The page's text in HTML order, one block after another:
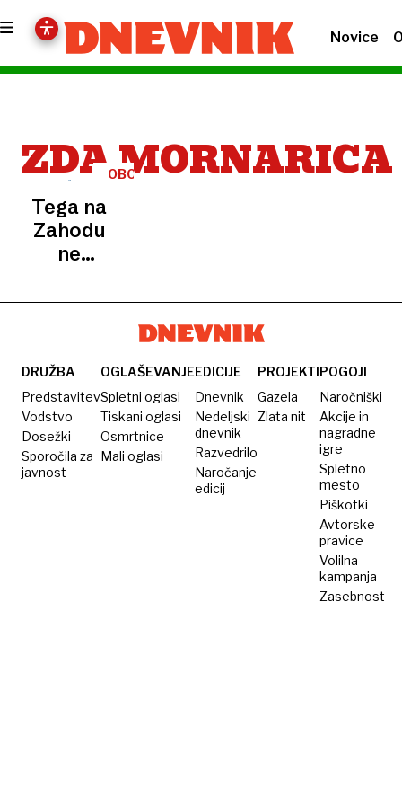
Novice
ZDA MORNARICA
OBOROŽEVALNA
Tega na
Zahodu
ne
Kitajska
mornarico
DRUŽBA
Predstavitev
Vodstvo
Dosežki
Sporočila za
javnost
OGLAŠEVANJE
Spletni oglasi
Tiskani oglasi
Osmrtnice
Mali oglasi
EDICIJE
Dnevnik
Nedeljski
dnevnik
Razvedrilo
Naročanje
edicij
PROJEKTI
Gazela
Zlata nit
POGOJI
Naročniški
Akcije in
nagradne
igre
Spletno
mesto
Piškotki
Avtorske
pravice
Volilna
kampanja
Zasebnost